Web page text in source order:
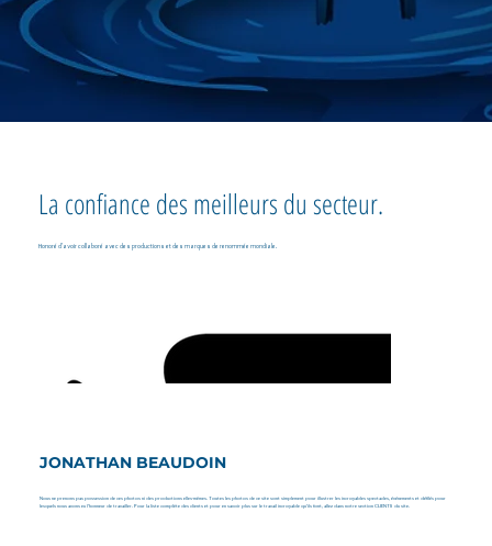
La confiance des meilleurs du secteur.
Honoré d'avoir collaboré avec des productions et des marques de renommée mondiale.
JONATHAN BEAUDOIN
Nous ne prenons pas possession de ces photos ni des productions elles-mêmes. Toutes les photos de ce site sont simplement pour illustrer les incroyables spectacles, événements et défilés pour
lesquels nous avons eu l'honneur de travailler. Pour la liste complète des clients et pour en savoir plus sur le travail incroyable qu'ils font, allez dans notre section CLIENTS du site.